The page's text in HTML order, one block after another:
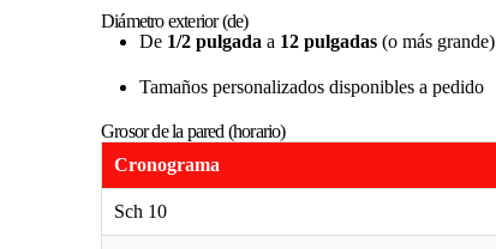
Diámetro exterior (de)
De 1/2 pulgada a 12 pulgadas (o más grande)
Tamaños personalizados disponibles a pedido
Grosor de la pared (horario)
Cronograma
Sch 10